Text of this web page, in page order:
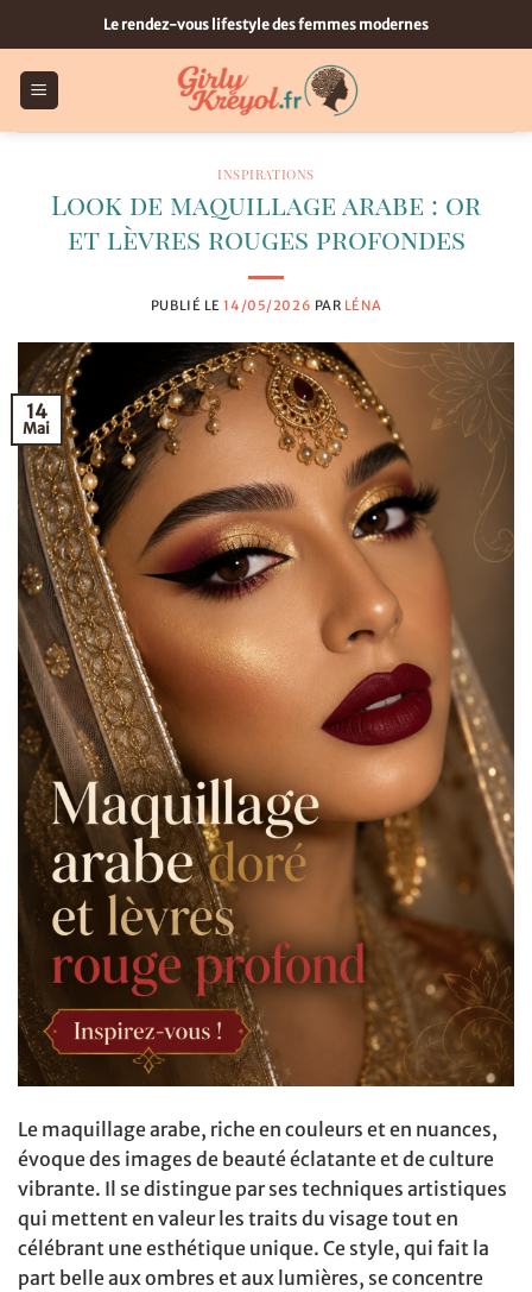
au
contenu
Le rendez-vous lifestyle des femmes modernes
INSPIRATIONS
Look de maquillage arabe : or
et lèvres rouges profondes
PUBLIÉ LE14/05/2026 PAR LÉNA
14
Mai
Le maquillage arabe, riche en couleurs et en nuances,
évoque des images de beauté éclatante et de culture
vibrante. Il se distingue par ses techniques artistiques
qui mettent en valeur les traits du visage tout en
célébrant une esthétique unique. Ce style, qui fait la
part belle aux ombres et aux lumières, se concentre